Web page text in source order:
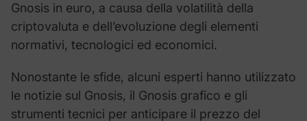
Gnosis in euro, a causa della volatilità della
criptovaluta e dell’evoluzione degli elementi
normativi, tecnologici ed economici.
Nonostante le sfide, alcuni esperti hanno utilizzato
le notizie sul Gnosis, il Gnosis grafico e gli
strumenti tecnici per anticipare il prezzo del